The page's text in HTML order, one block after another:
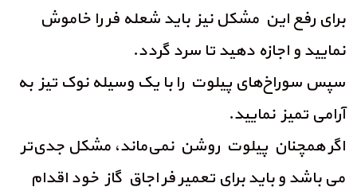
برای رفع این مشکل نیز باید شعله فر را خاموش
نمایید و اجازه دهید تا سرد گردد.
سپس سوراخ‌های پیلوت را با یک وسیله نوک تیز به
آرامی تمیز نمایید.
اگر همچنان پیلوت روشن نمی‌ماند، مشکل جدی‌تر
می باشد و باید برای تعمیر فر اجاق گاز خود اقدام